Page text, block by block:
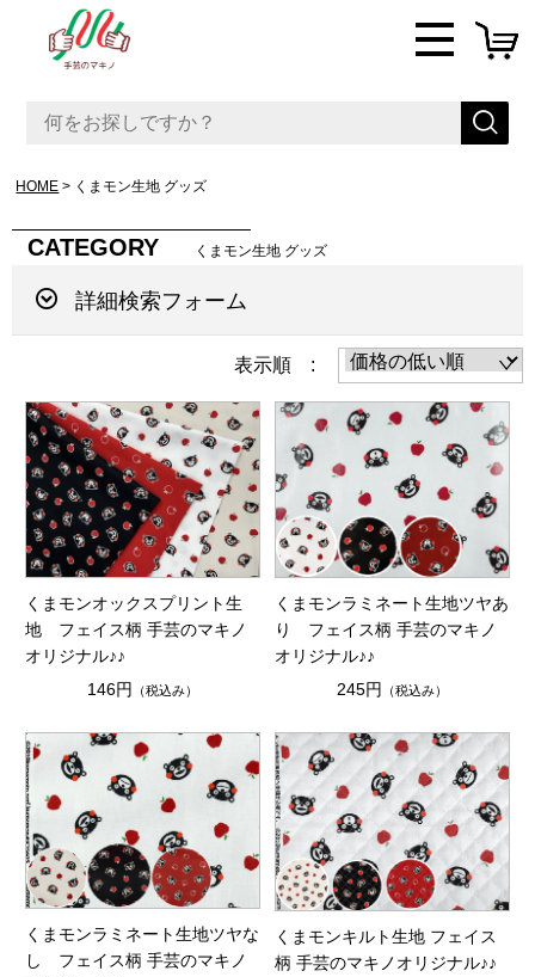
HOME くまモン生地 グッズ
CATEGORY くまモン生地 グッズ
詳細検索フォーム
表示順 :
くまモンオックスプリント生
地 フェイス柄 手芸のマキノ
オリジナル♪♪
146円
（税込み）
くまモンラミネート生地ツヤあ
り フェイス柄 手芸のマキノ
オリジナル♪♪
245円
（税込み）
くまモンラミネート生地ツヤな
し フェイス柄 手芸のマキノ
くまモンキルト生地 フェイス
柄 手芸のマキノオリジナル♪♪